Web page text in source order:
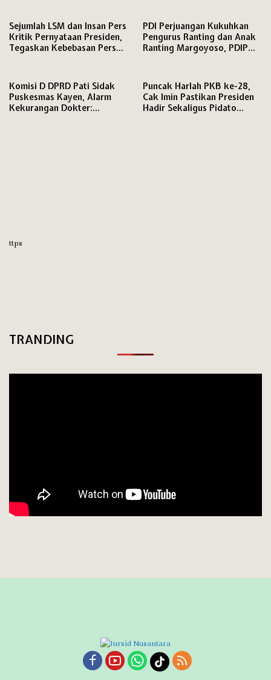
Sejumlah LSM dan Insan Pers
Kritik Pernyataan Presiden,
Tegaskan Kebebasan Pers
PDI Perjuangan Kukuhkan
Pengurus Ranting dan Anak
Ranting Margoyoso, PDIP
Komisi D DPRD Pati Sidak
Puskesmas Kayen, Alarm
Kekurangan Dokter:
Puncak Harlah PKB ke-28,
Cak Imin Pastikan Presiden
Hadir Sekaligus Pidato
ttps
TRANDING